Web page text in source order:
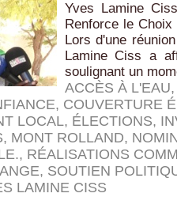
Yves Lamine
Renforce le
Lors d'une
Lamine Ciss a
soulignant un
ACCÈS À L'EAU,
, COUVERTURE
LOCAL, ÉLECTIONS,
, MONT ROLLAND,
, RÉALISATIONS
, SOUTIEN
LAMINE CISS